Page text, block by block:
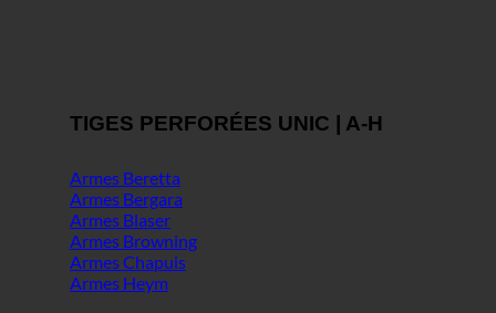
TIGES PERFORÉES UNIC | A-H
Armes Beretta
Armes Bergara
Armes Blaser
Armes Browning
Armes Chapuis
Armes Heym